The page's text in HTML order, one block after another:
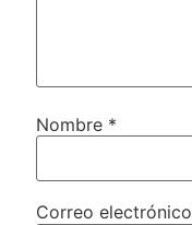
Nombre *
Correo electrónico